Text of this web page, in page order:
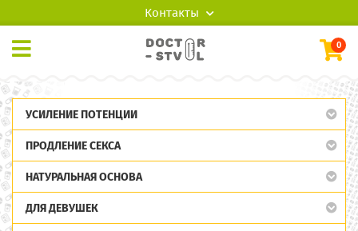
Контакты
0
УСИЛЕНИЕ ПОТЕНЦИИ
ПРОДЛЕНИЕ СЕКСА
НАТУРАЛЬНАЯ ОСНОВА
ДЛЯ ДЕВУШЕК